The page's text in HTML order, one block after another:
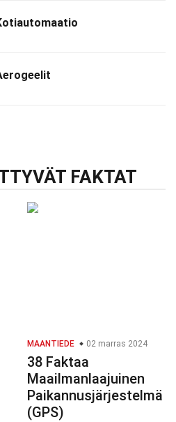
FAKTAT
MAANTIEDE 02 marras 2024
38 Faktaa
Maailmanlaajuinen
Paikannusjärjestelmä
(GPS)